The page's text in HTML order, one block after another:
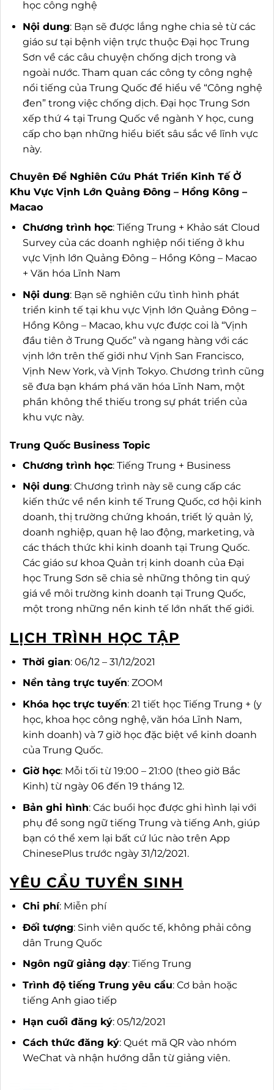
học công nghệ
Nội dung: Bạn sẽ được lắng nghe chia sẻ từ các
giáo sư tại bệnh viện trực thuộc Đại học Trung
Sơn về các câu chuyện chống dịch trong và
ngoài nước. Tham quan các công ty công nghệ
nổi tiếng của Trung Quốc để hiểu về “Công nghệ
đen” trong việc chống dịch. Đại học Trung Sơn
xếp thứ 4 tại Trung Quốc về ngành Y học, cung
cấp cho bạn những hiểu biết sâu sắc về lĩnh vực
này.
Chuyên Đề Nghiên Cứu Phát Triển Kinh Tế Ở
Khu Vực Vịnh Lớn Quảng Đông – Hồng Kông –
Macao
Chương trình học: Tiếng Trung + Khảo sát Cloud
Survey của các doanh nghiệp nổi tiếng ở khu
vực Vịnh lớn Quảng Đông – Hồng Kông – Macao
+ Văn hóa Lĩnh Nam
Nội dung: Bạn sẽ nghiên cứu tình hình phát
triển kinh tế tại khu vực Vịnh lớn Quảng Đông –
Hồng Kông – Macao, khu vực được coi là “Vịnh
đầu tiên ở Trung Quốc” và ngang hàng với các
vịnh lớn trên thế giới như Vịnh San Francisco,
Vịnh New York, và Vịnh Tokyo. Chương trình cũng
sẽ đưa bạn khám phá văn hóa Lĩnh Nam, một
phần không thể thiếu trong sự phát triển của
khu vực này.
Trung Quốc Business Topic
Chương trình học: Tiếng Trung + Business
Nội dung: Chương trình này sẽ cung cấp các
kiến thức về nền kinh tế Trung Quốc, cơ hội kinh
doanh, thị trường chứng khoán, triết lý quản lý,
doanh nghiệp, quan hệ lao động, marketing, và
các thách thức khi kinh doanh tại Trung Quốc.
Các giáo sư khoa Quản trị kinh doanh của Đại
học Trung Sơn sẽ chia sẻ những thông tin quý
giá về môi trường kinh doanh tại Trung Quốc,
một trong những nền kinh tế lớn nhất thế giới.
LỊCH TRÌNH HỌC TẬP
Thời gian: 06/12 – 31/12/2021
Nền tảng trực tuyến: ZOOM
Khóa học trực tuyến: 21 tiết học Tiếng Trung + (y
học, khoa học công nghệ, văn hóa Lĩnh Nam,
kinh doanh) và 7 giờ học đặc biệt về kinh doanh
của Trung Quốc.
Giờ học: Mỗi tối từ 19:00 – 21:00 (theo giờ Bắc
Kinh) từ ngày 06 đến 19 tháng 12.
Bản ghi hình: Các buổi học được ghi hình lại với
phụ đề song ngữ tiếng Trung và tiếng Anh, giúp
bạn có thể xem lại bất cứ lúc nào trên App
ChinesePlus trước ngày 31/12/2021.
YÊU CẦU TUYỂN SINH
Chi phí: Miễn phí
Đối tượng: Sinh viên quốc tế, không phải công
dân Trung Quốc
Ngôn ngữ giảng dạy: Tiếng Trung
Trình độ tiếng Trung yêu cầu: Cơ bản hoặc
tiếng Anh giao tiếp
Hạn cuối đăng ký: 05/12/2021
Cách thức đăng ký: Quét mã QR vào nhóm
WeChat và nhận hướng dẫn từ giảng viên.